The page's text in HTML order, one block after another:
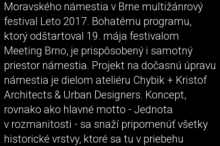
Moravského námestia v Brne multižánrový
festival Leto 2017. Bohatému programu,
ktorý odštartoval 19. mája festivalom
Meeting Brno, je prispôsobený i samotný
priestor námestia. Projekt na dočasnú úpravu
námestia je dielom ateliéru Chybik + Kristof
Architects & Urban Designers. Koncept,
rovnako ako hlavné motto - Jednota
v rozmanitosti - sa snaží pripomenúť všetky
historické vrstvy, ktoré sa tu v priebehu